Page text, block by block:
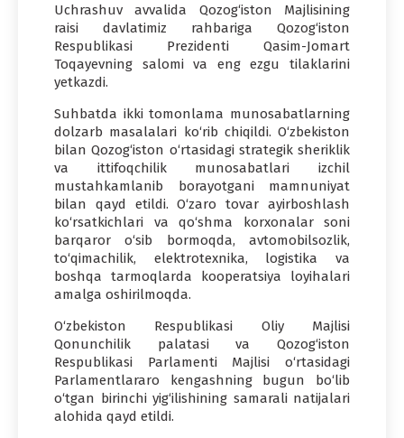
Uchrashuv avvalida Qozog‘iston Majlisining
raisi davlatimiz rahbariga Qozog‘iston
Respublikasi Prezidenti Qasim-Jomart
Toqayevning salomi va eng ezgu tilaklarini
yetkazdi.
Suhbatda ikki tomonlama munosabatlarning
dolzarb masalalari ko‘rib chiqildi. O‘zbekiston
bilan Qozog‘iston o‘rtasidagi strategik sheriklik
va ittifoqchilik munosabatlari izchil
mustahkamlanib borayotgani mamnuniyat
bilan qayd etildi. O‘zaro tovar ayirboshlash
ko‘rsatkichlari va qo‘shma korxonalar soni
barqaror o‘sib bormoqda, avtomobilsozlik,
to‘qimachilik, elektrotexnika, logistika va
boshqa tarmoqlarda kooperatsiya loyihalari
amalga oshirilmoqda.
O‘zbekiston Respublikasi Oliy Majlisi
Qonunchilik palatasi va Qozog‘iston
Respublikasi Parlamenti Majlisi o‘rtasidagi
Parlamentlararo kengashning bugun bo‘lib
o‘tgan birinchi yig‘ilishining samarali natijalari
alohida qayd etildi.